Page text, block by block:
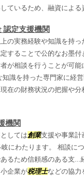
ているため、融資による
認定支援機関
の実務経験や知識を持っ
することで公的なお墨
が相談を行うことが可
識を持った専門家に経
在の財務状況の把握や分
機関
しては創業支援や事業計
にわたります。 相談に
るため信頼感のある支...
企業が税理士などの協力